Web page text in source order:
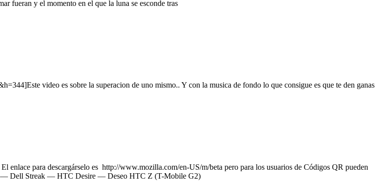
fueran y el momento en el que la luna se esconde tras
video es sobre la superacion de uno mismo.. Y con la musica de fondo lo que consigue es que te den ganas
enlace para descargárselo es http://www.mozilla.com/en-US/m/beta pero para los usuarios de Códigos QR pueden
— Dell Streak — HTC Desire — Deseo HTC Z (T-Mobile G2)